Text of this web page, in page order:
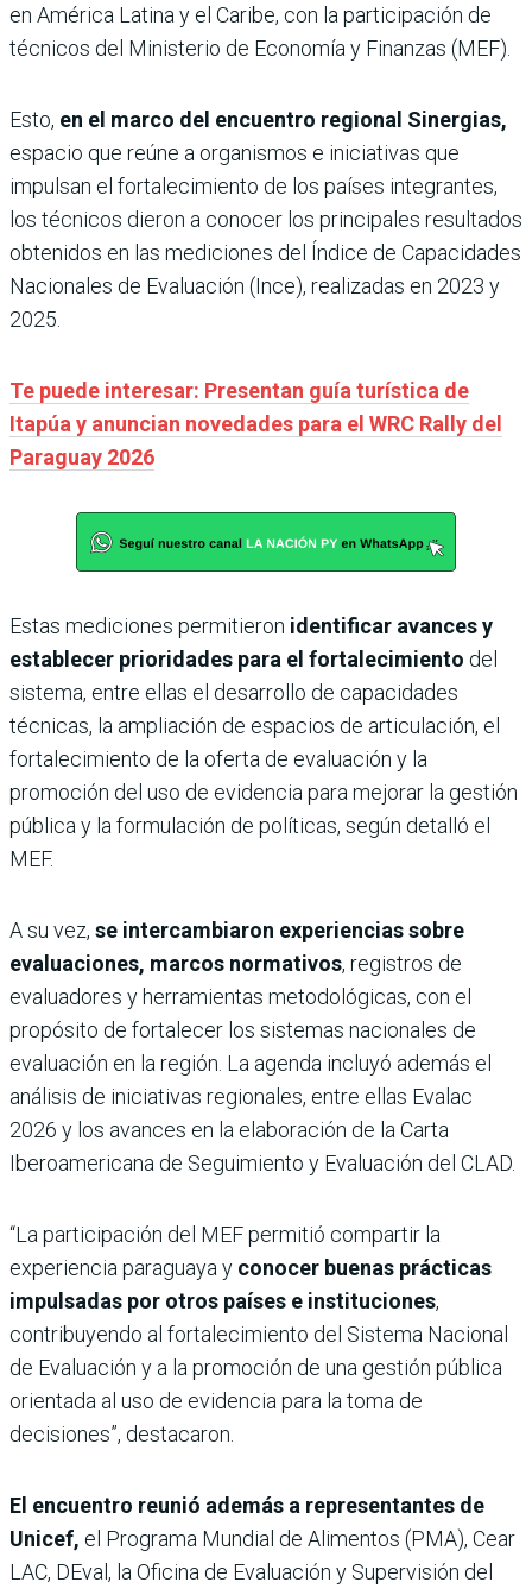
en América Latina y el Caribe, con la participación de
técnicos del Ministerio de Economía y Finanzas (MEF).
Esto, en el marco del encuentro regional Sinergias,
espacio que reúne a organismos e iniciativas que
impulsan el fortalecimiento de los países integrantes,
los técnicos dieron a conocer los principales resultados
obtenidos en las mediciones del Índice de Capacidades
Nacionales de Evaluación (Ince), realizadas en 2023 y
2025.
Te puede interesar: Presentan guía turística de
Itapúa y anuncian novedades para el WRC Rally del
Paraguay 2026
Estas mediciones permitieron identificar avances y
establecer prioridades para el fortalecimiento del
sistema, entre ellas el desarrollo de capacidades
técnicas, la ampliación de espacios de articulación, el
fortalecimiento de la oferta de evaluación y la
promoción del uso de evidencia para mejorar la gestión
pública y la formulación de políticas, según detalló el
MEF.
A su vez, se intercambiaron experiencias sobre
evaluaciones, marcos normativos, registros de
evaluadores y herramientas metodológicas, con el
propósito de fortalecer los sistemas nacionales de
evaluación en la región. La agenda incluyó además el
análisis de iniciativas regionales, entre ellas Evalac
2026 y los avances en la elaboración de la Carta
Iberoamericana de Seguimiento y Evaluación del CLAD.
“La participación del MEF permitió compartir la
experiencia paraguaya y conocer buenas prácticas
impulsadas por otros países e instituciones,
contribuyendo al fortalecimiento del Sistema Nacional
de Evaluación y a la promoción de una gestión pública
orientada al uso de evidencia para la toma de
decisiones”, destacaron.
El encuentro reunió además a representantes de
Unicef, el Programa Mundial de Alimentos (PMA), Cear
LAC, DEval, la Oficina de Evaluación y Supervisión del